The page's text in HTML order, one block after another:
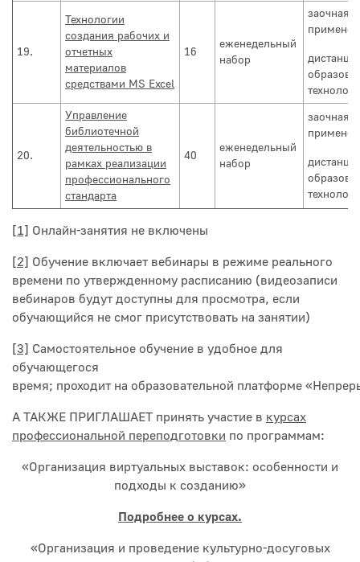
19.
Технологии
создания рабочих и
отчетных
материалов
средствами MS Excel
16
еженедельный
набор
заочная с
20.
Управление
библиотечной
деятельностью в
рамках реализации
профессионального
стандарта
40
еженедельный
набор
заочная с
[1] Онлайн-занятия не включены
[2] Обучение включает вебинары в режиме реального
времени по утвержденному расписанию (видеозаписи
вебинаров будут доступны для просмотра, если
обучающийся не смог присутствовать на занятии)
[3] Самостоятельное обучение в удобное для
обучающегося
время; проходит на образовательной платформе
А ТАКЖЕ ПРИГЛАШАЕТ принять участие в курсах
профессиональной переподготовки по программам:
«Организация виртуальных выставок: особенности и
подходы к созданию»
Подробнее о курсах.
«Организация и проведение культурно-досуговых